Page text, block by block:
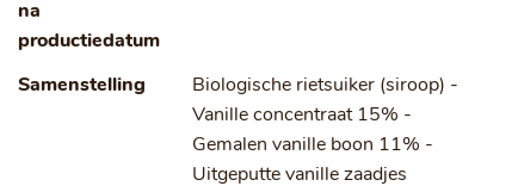
na
productiedatum
Samenstelling
Biologische rietsuiker (siroop) -
Vanille concentraat 15% -
Gemalen vanille boon 11% -
Uitgeputte vanille zaadjes